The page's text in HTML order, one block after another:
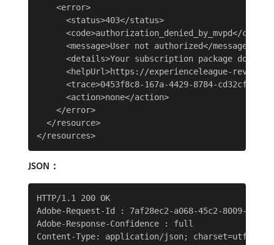
    <error>
      <status>403</status>
      <code>authorization_denied_by_mvpd</code>
      <message>User not authorized</message>
<details>Your subscription package does
<helpUrl>https://experienceleague-
<trace>0453f8c8-167a-4429-8784-
      <action>none</action>
    </error>
  </resource>
JSON：
HTTP/1.1 200 OK
Adobe-Request-Id : 7af28ec2-a068-45c2-8009-
Adobe-Response-Confidence : full
Content-Type: application/json; charset=utf-8